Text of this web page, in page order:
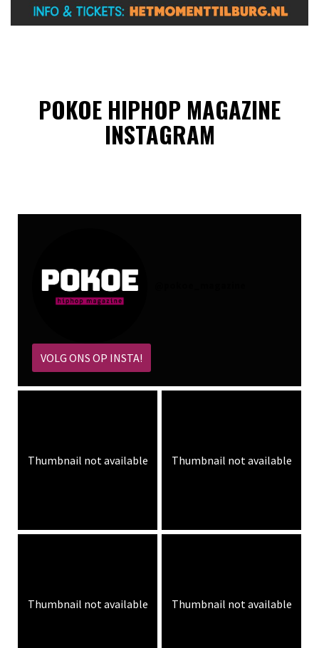
POKOE HIPHOP MAGAZINE
INSTAGRAM
VOLG ONS OP INSTA!
Thumbnail not available Thumbnail not available
Thumbnail not available Thumbnail not available